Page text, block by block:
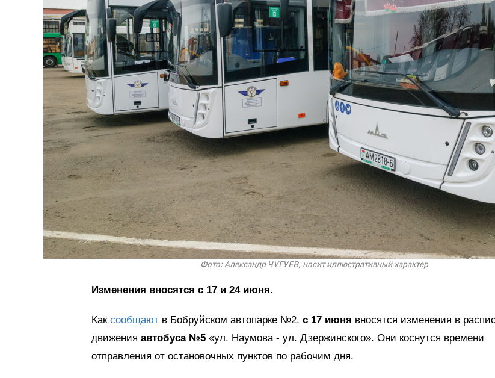
Фото: Александр ЧУГУЕВ, носит иллюстративный характер
Изменения вносятся с 17 и 24 июня.
Как сообщают в Бобруйском автопарке №2, с 17 июня вносятся изменения в
движения автобуса №5 «ул. Наумова - ул. Дзержинского». Они коснутся времени
отправления от остановочных пунктов по рабочим дня.